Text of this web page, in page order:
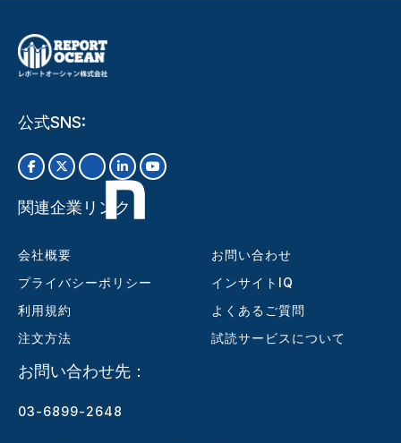
公式SNS:
関連企業リンク
会社概要
プライバシーポリシー
利用規約
注文方法
お問い合わせ
インサイトIQ
よくあるご質問
試読サービスについて
お問い合わせ先：
03-6899-2648